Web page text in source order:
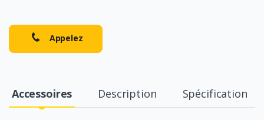
Appelez
Accessoires Description Spécification